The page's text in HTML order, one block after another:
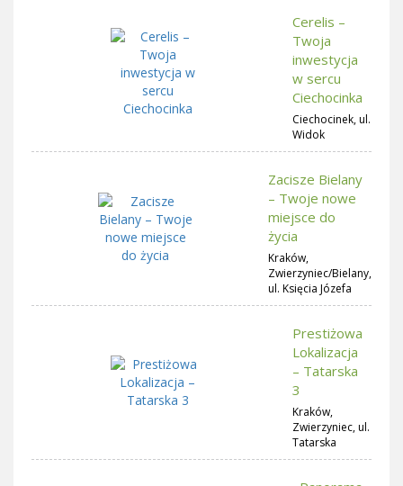
Cerelis –
Twoja
inwestycja
w sercu
Ciechocinka
Ciechocinek, ul.
Widok
Zacisze Bielany
– Twoje nowe
miejsce do
życia
Kraków,
Zwierzyniec/Bielany,
ul. Księcia Józefa
Prestiżowa
Lokalizacja
– Tatarska
3
Kraków,
Zwierzyniec, ul.
Tatarska